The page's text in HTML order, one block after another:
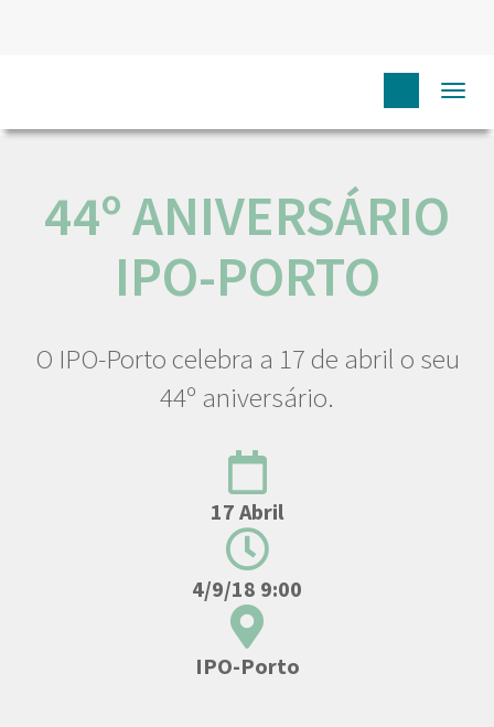
44º
44º ANIVERSÁRIO
IPO-PORTO
O IPO-Porto celebra a 17 de abril o seu
44º aniversário.
17 Abril
4/9/18 9:00
IPO-Porto